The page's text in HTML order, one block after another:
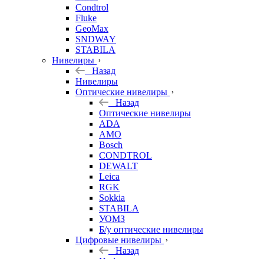
Condtrol
Fluke
GeoMax
SNDWAY
STABILA
Нивелиры
Назад
Нивелиры
Оптические нивелиры
Назад
Оптические нивелиры
ADA
AMO
Bosch
CONDTROL
DEWALT
Leica
RGK
Sokkia
STABILA
УОМЗ
Б/у оптические нивелиры
Цифровые нивелиры
Назад